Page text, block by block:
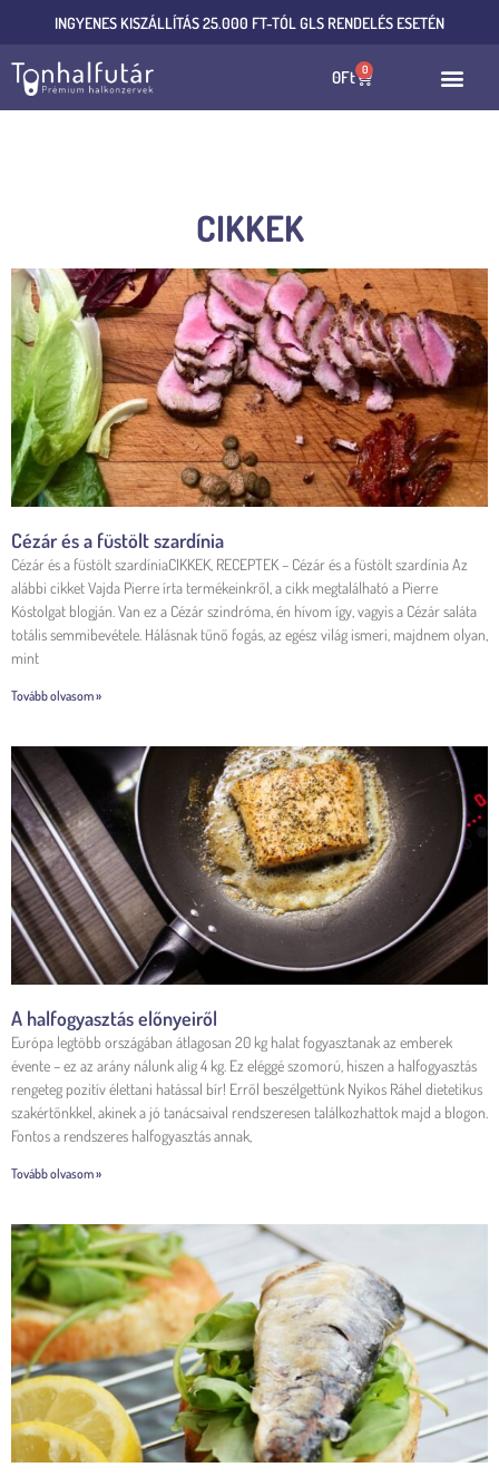
INGYENES KISZÁLLÍTÁS 25.000 FT-TÓL GLS RENDELÉS ESETÉN
0Ft 0
CIKKEK
Cézár és a füstölt szardínia
Cézár és a füstölt szardíniaCIKKEK, RECEPTEK – Cézár és a füstölt szardínia Az
alábbi cikket Vajda Pierre írta termékeinkről, a cikk megtalálható a Pierre
Kóstolgat blogján. Van ez a Cézár szindróma, én hívom így, vagyis a Cézár saláta
totális semmibevétele. Hálásnak tűnő fogás, az egész világ ismeri, majdnem olyan,
mint
Tovább olvasom »
A halfogyasztás előnyeiről
Európa legtöbb országában átlagosan 20 kg halat fogyasztanak az emberek
évente – ez az arány nálunk alig 4 kg. Ez eléggé szomorú, hiszen a halfogyasztás
rengeteg pozitív élettani hatással bír! Erről beszélgettünk Nyikos Ráhel dietetikus
szakértőnkkel, akinek a jó tanácsaival rendszeresen találkozhattok majd a blogon.
Fontos a rendszeres halfogyasztás annak,
Tovább olvasom »